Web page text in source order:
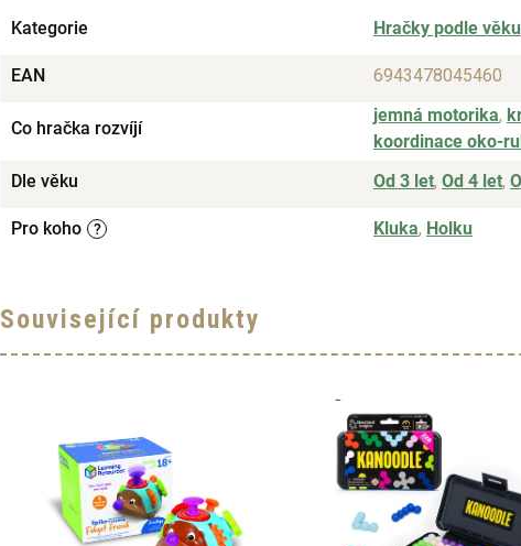
Kategorie Hračky podle věku
EAN 6943478045460
Co hračka rozvíjí
jemná motorika,
koordinace oko-
Dle věku
Od 3 let, Od 4 let,
?
Pro koho Kluka, Holku
Související produkty